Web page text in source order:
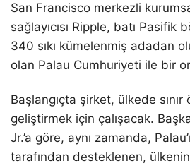
San Francisco merkezli
sağlayıcısı Ripple, batı Pasifik
340 sıkı kümelenmiş adadan
olan Palau Cumhuriyeti ile bir
Başlangıçta şirket, ülkede
geliştirmek için çalışacak.
Jr.’a göre, aynı zamanda,
tarafından desteklenen,